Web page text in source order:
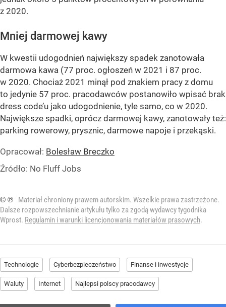
z 2020.
Mniej darmowej kawy
W kwestii udogodnień największy spadek zanotowała
darmowa kawa (77 proc. ogłoszeń w 2021 i 87 proc.
w 2020. Chociaż 2021 minął pod znakiem pracy z domu
to jedynie 57 proc. pracodawców postanowiło wpisać brak
dress code’u jako udogodnienie, tyle samo, co w 2020.
Największe spadki, oprócz darmowej kawy, zanotowały też:
parking rowerowy, prysznic, darmowe napoje i przekąski.
Opracował: Bolesław Breczko
Źródło: No Fluff Jobs
© ℗
Materiał chroniony prawem autorskim. Wszelkie prawa zastrzeżone.
Dalsze rozpowszechnianie artykułu tylko za zgodą wydawcy tygodnika
Wprost. Regulamin i warunki licencjonowania materiałów prasowych.
Technologie Cyberbezpieczeństwo Finanse i inwestycje
Waluty Internet Najlepsi polscy pracodawcy